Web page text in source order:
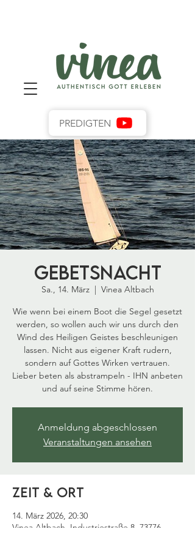
PREDIGTEN
Gebetsnacht
Sa., 14. März
  |
Vinea Altbach
Wie wenn bei einem Boot die Segel gesetzt
werden, so wollen auch wir uns durch den
Wind des Heiligen Geistes beschleunigen
lassen. Nicht aus eigener Kraft rudern,
sondern auf Gottes Wirken vertrauen.
Lieber beten als abstrampeln - IHN anbeten
und auf seine Stimme hören.
Anmeldung abgeschlossen
Veranstaltungen ansehen
Zeit & Ort
14. März 2026, 20:30
Vinea Altbach, Industriestraße 8, 73776